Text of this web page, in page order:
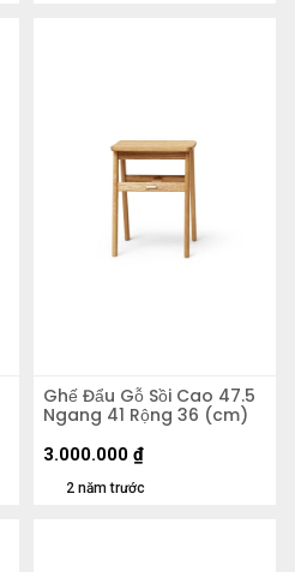
Ghế Đẩu Gỗ Sồi Cao 47.5
Ngang 41 Rộng 36 (cm)
2 năm trước
3.000.000 ₫